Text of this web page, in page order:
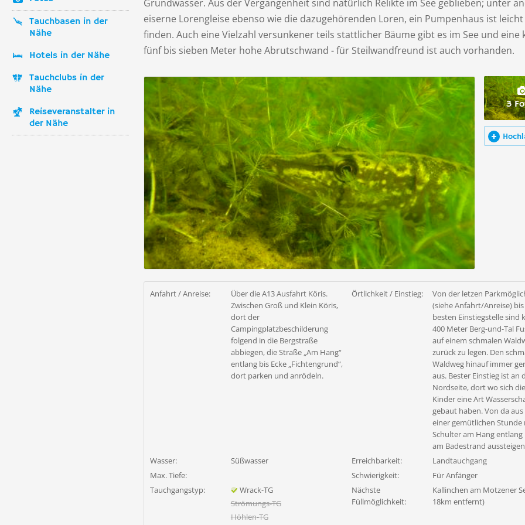
Tauchbasen in der
Nähe
Hotels in der Nähe
Tauchclubs in der
Nähe
Reiseveranstalter in
der Nähe
Grundwasser. Aus der Vergangenheit sind natürlich Relikte im See geblieben; unter
eiserne Lorengleise ebenso wie die dazugehörenden Loren, ein Pumpenhaus ist
finden. Auch eine Vielzahl versunkener teils stattlicher Bäume gibt es im See und eine
fünf bis sieben Meter hohe Abrutschwand - für Steilwandfreund ist auch vorhanden.
3
Anfahrt / Anreise:
Über die A13 Ausfahrt Köris.
Zwischen Groß und Klein Köris,
dort der
Campingplatzbeschilderung
folgend in die Bergstraße
abbiegen, die Straße „Am Hang“
entlang bis Ecke „Fichtengrund“,
dort parken und anrödeln.
Örtlichkeit / Einstieg:
Von der letzen
(siehe Anfahrt/Anreise)
besten Einstiegstelle sind
400 Meter Berg-und-Tal
auf einem schmalen
zurück zu legen. Den
Waldweg hinauf immer
aus. Bester Einstieg ist an
Nordseite, dort wo sich
Kinder eine Art
gebaut haben. Von da
einer gemütlichen Stunde
Schulter am Hang
am Badestrand
Wasser:
Süßwasser Erreichbarkeit:
Landtauchgang
Max. Tiefe:
Schwierigkeit:
Für Anfänger
Tauchgangstyp:
Wrack-TG
Strömungs-TG
Höhlen-TG
Nächste
Füllmöglichkeit:
Kallinchen am Motzener
18km entfernt)